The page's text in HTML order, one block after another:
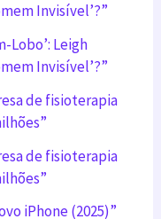
Invisível’?”
Lobo’: Leigh
Invisível’?”
de fisioterapia
de fisioterapia
iPhone (2025)”